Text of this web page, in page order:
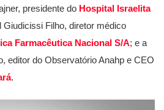
presidente do Hospital Israelita
Giudicissi Filho, diretor médico
Farmacêutica Nacional S/A; e a
editor do Observatório Anahp e CEO
.